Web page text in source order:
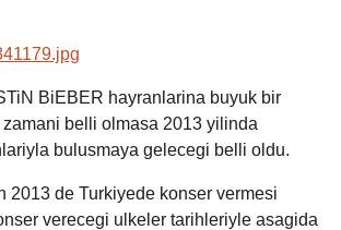
BiEBER hayranlarina buyuk bir
belli olmasa 2013 yilinda
bulusmaya gelecegi belli oldu.
2013 de Turkiyede konser vermesi
verecegi ulkeler tarihleriyle asagida